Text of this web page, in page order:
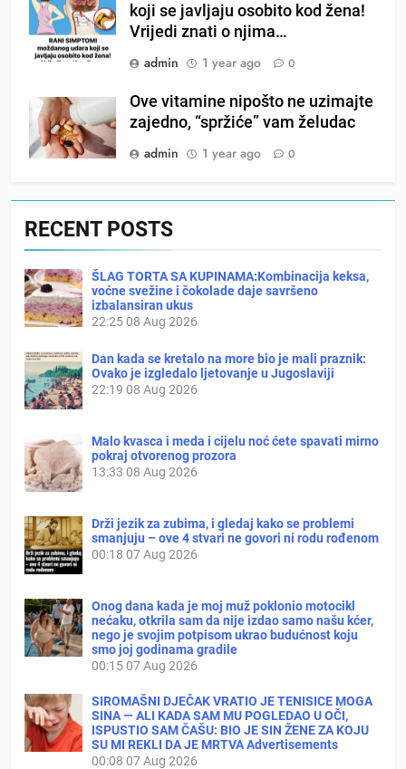
koji se javljaju osobito kod žena!
Vrijedi znati o njima…
admin
1 year ago 0
Ove vitamine nipošto ne uzimajte
zajedno, “spržiće” vam želudac
admin
1 year ago 0
RECENT POSTS
ŠLAG TORTA SA KUPINAMA:Kombinacija keksa,
voćne svežine i čokolade daje savršeno
izbalansiran ukus
22:2508 Aug 2026
Dan kada se kretalo na more bio je mali praznik:
Ovako je izgledalo ljetovanje u Jugoslaviji
22:19 08 Aug 2026
Malo kvasca i meda i cijelu noć ćete spavati mirno
pokraj otvorenog prozora
13:33 08 Aug 2026
Drži jezik za zubima, i gledaj kako se problemi
smanjuju – ove 4 stvari ne govori ni rodu rođenom
00:18 07 Aug 2026
Onog dana kada je moj muž poklonio motocikl
nećaku, otkrila sam da nije izdao samo našu kćer,
nego je svojim potpisom ukrao budućnost koju
smo joj godinama gradile
00:1507 Aug 2026
SIROMAŠNI DJEČAK VRATIO JE TENISICE MOGA
SINA — ALI KADA SAM MU POGLEDAO U OČI,
ISPUSTIO SAM ČAŠU: BIO JE SIN ŽENE ZA KOJU
SU MI REKLI DA JE MRTVA Advertisements
00:08 07 Aug 2026